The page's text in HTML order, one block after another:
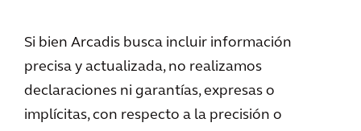
Si bien Arcadis busca incluir información
precisa y actualizada, no realizamos
declaraciones ni garantías, expresas o
implícitas, con respecto a la precisión o